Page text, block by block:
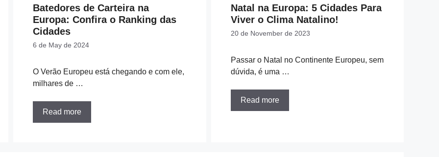
Batedores de Carteira na
Europa: Confira o Ranking das
Cidades
6 de May de 2024
O Verão Europeu está chegando e com ele,
milhares de …
Read more
Natal na Europa: 5 Cidades Para
Viver o Clima Natalino!
20 de November de 2023
Passar o Natal no Continente Europeu, sem
dúvida, é uma …
Read more